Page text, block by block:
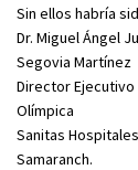
Sin ellos habría
Dr. Miguel
Segovia Martínez
Director
Olímpica
Sanitas
Samaranch.